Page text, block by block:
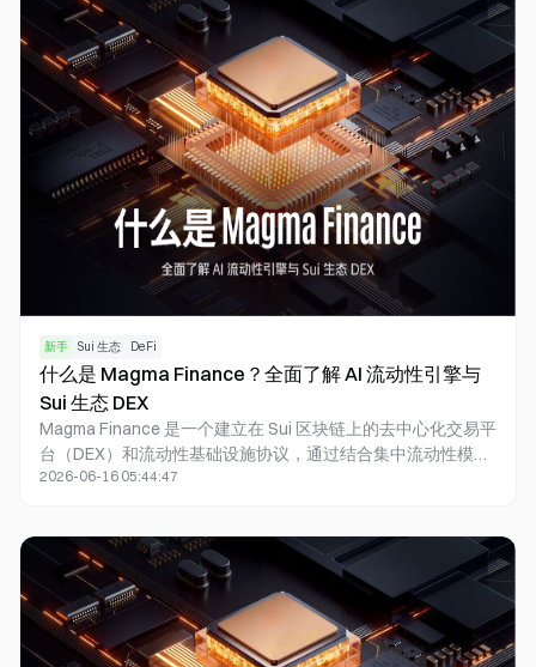
新手 Sui 生态 DeFi
什么是 Magma Finance？全面了解 AI 流动性引擎与
Sui 生态 DEX
Magma Finance 是一个建立在 Sui 区块链上的去中心化交易平
台（DEX）和流动性基础设施协议，通过结合集中流动性模型
（CLMM）与自适应流动性做市商（ALMM），提升资金利用
更高效地参与市场并降低主动管理成本。
2026-06-16 05:44:47